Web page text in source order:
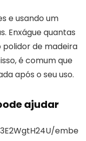
e usando um
Enxágue quantas
polidor de madeira
é comum que
após o seu uso.
ajudar
embe